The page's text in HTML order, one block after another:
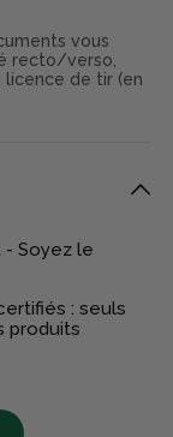
vous
recto/verso,
licence de tir (en
- Soyez le
: seuls
produits